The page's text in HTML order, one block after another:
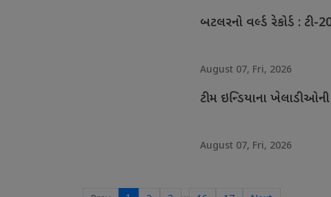
બટલરનો વર્લ્ડ રેકોર્ડ : ટી-
August 07, Fri, 2026
ટીમ ઇન્ડિયાના
August 07, Fri, 2026